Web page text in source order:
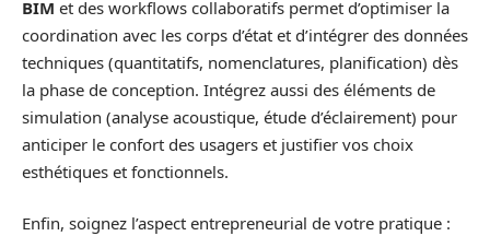
BIM et des workflows collaboratifs permet d’optimiser la
coordination avec les corps d’état et d’intégrer des données
techniques (quantitatifs, nomenclatures, planification) dès
la phase de conception. Intégrez aussi des éléments de
simulation (analyse acoustique, étude d’éclairement) pour
anticiper le confort des usagers et justifier vos choix
esthétiques et fonctionnels.
Enfin, soignez l’aspect entrepreneurial de votre pratique :